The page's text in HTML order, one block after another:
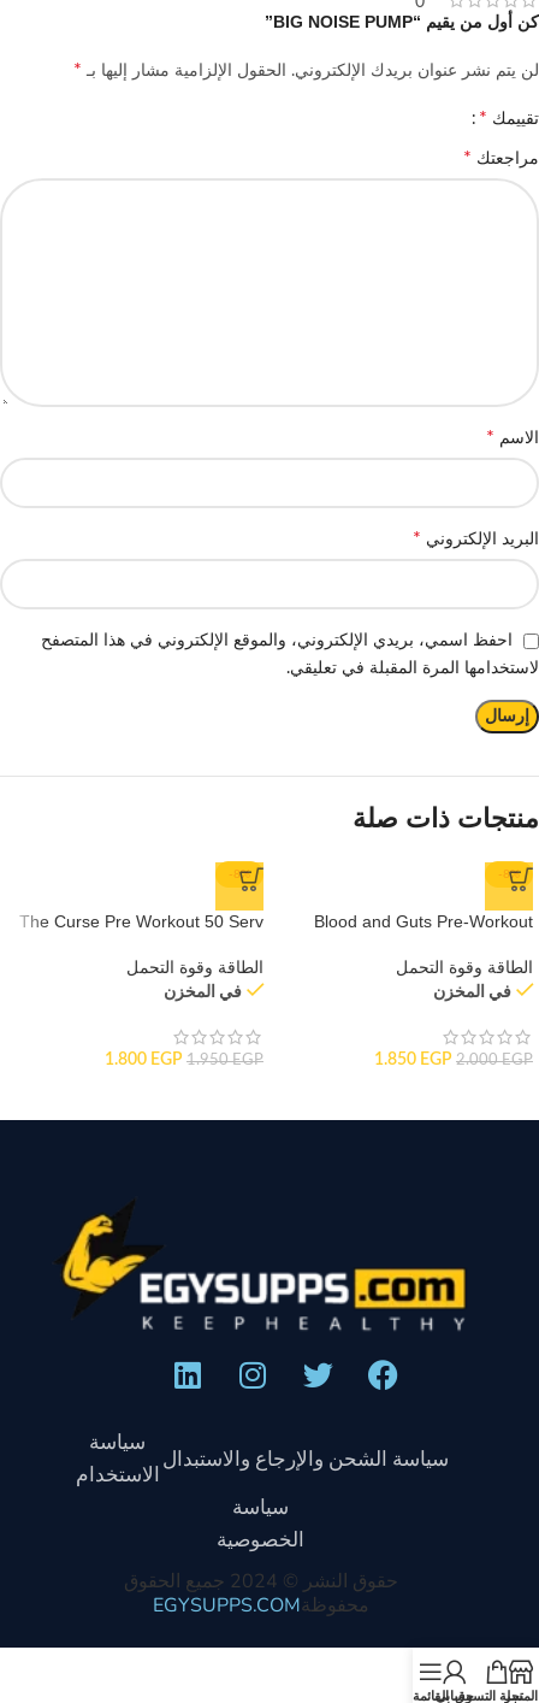
كن أول من يقيم “BIG NOISE PUMP”
لن يتم نشر عنوان بريدك الإلكتروني. الحقول الإلزامية مشار إليها بـ *
تقييمك *
مراجعتك *
الاسم *
البريد الإلكتروني *
احفظ اسمي، بريدي الإلكتروني، والموقع الإلكتروني في هذا المتصفح
لاستخدامها المرة المقبلة في تعليقي.
منتجات ذات صلة
-8%
Blood and Guts Pre-Workout
الطاقة وقوة التحمل
في المخزن
2.000EGP
1.850 EGP
-8%
The Curse Pre Workout 50 Serv
الطاقة وقوة التحمل
في المخزن
1.950EGP
1.800 EGP
المتجرسلة التسوقحسابيالقائمة
سياسة الشحن والإرجاع والاستبدال
سياسة
الاستخدام
سياسة
الخصوصية
حقوق النشر © 2024 جميع الحقوق
محفوظةEGYSUPPS.COM